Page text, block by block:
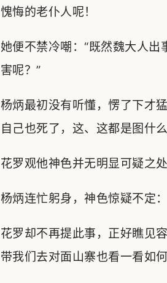
愧悔的老仆人呢！
她便不禁冷嘲：“既然魏大人
害呢？”
杨炳最初没有听懂，愣了下才
自己也死了，这、这都是图什
花罗观他神色并无明显可疑之
杨炳连忙躬身，神色惊疑不定
花罗却不再提此事，正好瞧见
带我们去对面山寨也看一看如